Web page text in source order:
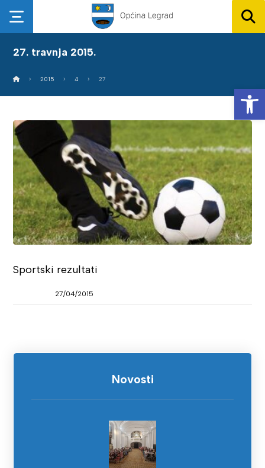
27. travnja 2015.
2015 4 27
Sportski rezultati
27/04/2015
Novosti